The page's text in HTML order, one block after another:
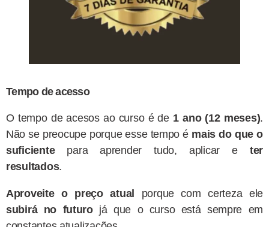
Tempo de acesso
O tempo de acesos ao curso é de1 ano (12 meses).
Não se preocupe porque esse tempo é mais do que o
suficientepara aprender tudo, aplicar e ter
resultados.
Aproveite o preço atual porque com certeza ele
subirá no futurojá que o curso está sempre em